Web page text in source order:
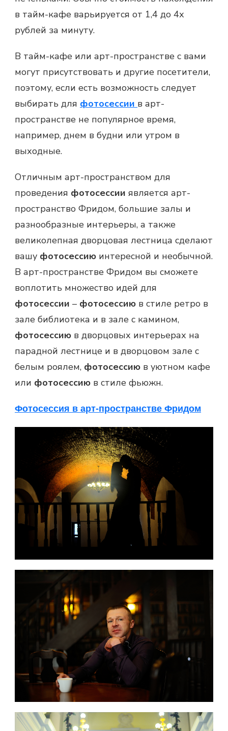
в тайм-кафе варьируется от 1,4 до 4х
рублей за минуту.
В тайм-кафе или арт-пространстве с вами
могут присутствовать и другие посетители,
поэтому, если есть возможность следует
выбирать для фотосессии в арт-
пространстве не популярное время,
например, днем в будни или утром в
выходные.
Отличным арт-пространством для
проведения фотосессии является арт-
пространство Фридом, большие залы и
разнообразные интерьеры, а также
великолепная дворцовая лестница сделают
вашу фотосессию интересной и необычной.
В арт-пространстве Фридом вы сможете
воплотить множество идей для
фотосессии – фотосессию в стиле ретро в
зале библиотека и в зале с камином,
фотосессию в дворцовых интерьерах на
парадной лестнице и в дворцовом зале с
белым роялем, фотосессию в уютном кафе
или фотосессию в стиле фьюжн.
Фотосессия в арт-пространстве Фридом